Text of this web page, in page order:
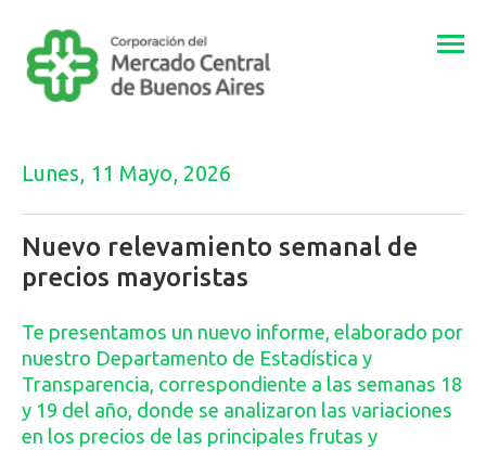
Lunes, 11 Mayo, 2026
Nuevo relevamiento semanal de
precios mayoristas
Te presentamos un nuevo informe, elaborado por
nuestro Departamento de Estadística y
Transparencia, correspondiente a las semanas 18
y 19 del año, donde se analizaron las variaciones
en los precios de las principales frutas y